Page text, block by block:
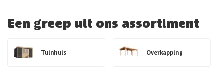
Een greep uit ons assortiment
Tuinhuis Overkapping